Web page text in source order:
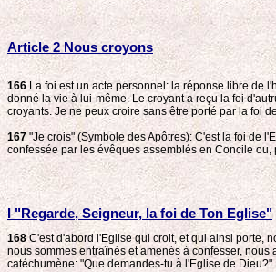
Article 2 Nous croyons
166 La foi est un acte personnel: la réponse libre de
donné la vie à lui-même. Le croyant a reçu la foi
croyants. Je ne peux croire sans être porté par la foi
167 "Je crois" (Symbole des Apôtres): C'est la foi de
confessée par les évêques assemblés en Concile
I "Regarde, Seigneur, la foi de Ton Eglise"
168C'est d'abord l'Eglise qui croit, et qui ainsi porte,
nous sommes entraînés et amenés à confesser,
catéchumène: "Que demandes-tu à l'Eglise de